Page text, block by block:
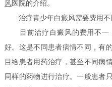
风 医院的介绍。
治疗青少年白癜风需要费用不
目前治疗白癜风的费用不一
好。这是不同患者病情不同，有
目给患者用药治疗，甚至不同病
同样的药物进行治疗。一般患者